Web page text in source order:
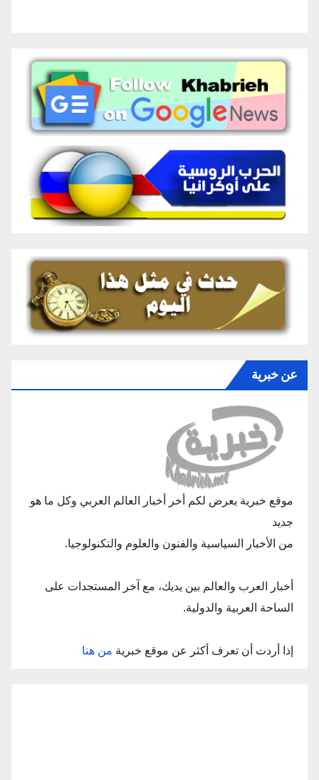
عن خبرية
موقع خبرية يعرض لكم أخر أخبار العالم العربي وكل ما هو
جديد
من الأخبار السياسية والفنون والعلوم والتكنولوجيا.
أخبار العرب والعالم بين يديك، مع آخر المستجدات على
الساحة العربية والدولية.
إذا أردت أن تعرف أكثر عن موقع خبرية من هنا